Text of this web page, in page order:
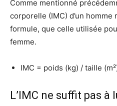
Comme mentionné
corporelle (IMC) d’un homme
formule, que celle utilisée
femme.
IMC = poids (kg) / taille
L’IMC ne suffit pas à